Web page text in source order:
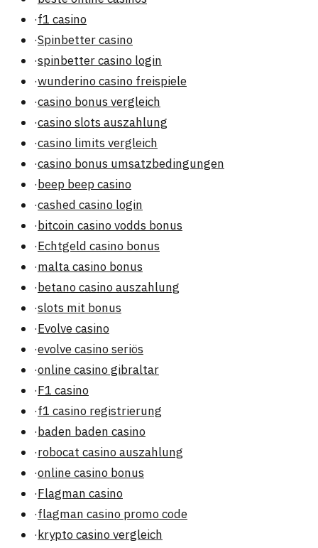
·f1 casino
·Spinbetter casino
·spinbetter casino login
·wunderino casino freispiele
·casino bonus vergleich
·casino slots auszahlung
·casino limits vergleich
·casino bonus umsatzbedingungen
·beep beep casino
·cashed casino login
·bitcoin casino vodds bonus
·Echtgeld casino bonus
·malta casino bonus
·betano casino auszahlung
·slots mit bonus
·Evolve casino
·evolve casino seriös
·online casino gibraltar
·F1 casino
·f1 casino registrierung
·baden baden casino
·robocat casino auszahlung
·online casino bonus
·Flagman casino
·flagman casino promo code
·krypto casino vergleich